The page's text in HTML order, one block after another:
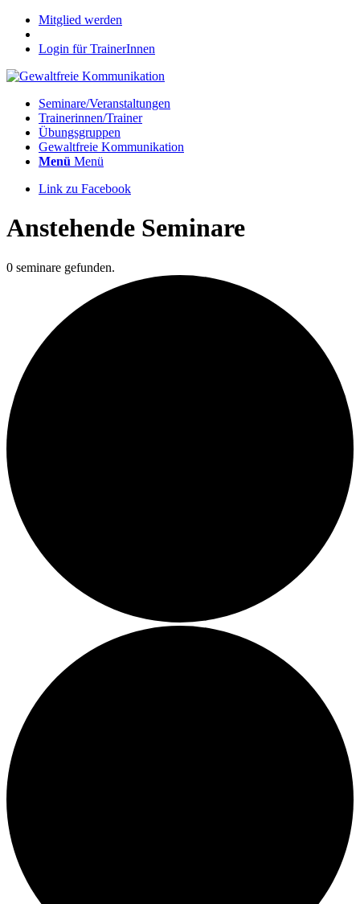
Mitglied werden
Login für TrainerInnen
Seminare/Veranstaltungen
Trainerinnen/Trainer
Übungsgruppen
Gewaltfreie Kommunikation
Menü Menü
Link zu Facebook
Anstehende Seminare
0 seminare gefunden.